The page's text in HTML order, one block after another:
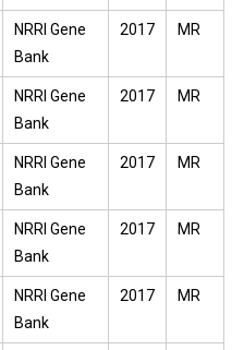
NRRI Gene
Bank
2017 MR
NRRI Gene
Bank
2017 MR
NRRI Gene
Bank
2017 MR
NRRI Gene
Bank
2017 MR
NRRI Gene
Bank
2017 MR